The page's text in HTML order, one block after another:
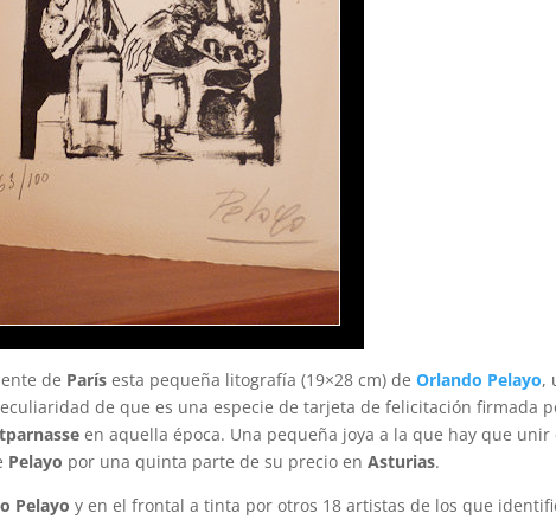
de París esta pequeña litografía (19×28 cm) deOrlando Pelayo,
de que es una especie de tarjeta de felicitación firmada
en aquella época. Una pequeña joya a la que hay que unir
Pelayo por una quinta parte de su precio enAsturias.
Pelayo y en el frontal a tinta por otros 18 artistas de los que